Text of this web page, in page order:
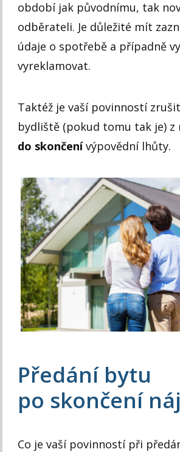
období jak původnímu, tak
odběrateli. Je důležité mít
údaje o spotřebě a případně
vyreklamovat.
Taktéž je vaší povinností
bydliště (pokud tomu tak je)
do skončenívýpovědní lhůty.
Předání bytu
po skončení
Co je vaší povinností při